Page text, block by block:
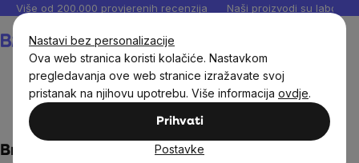
Nastavi bez personalizacije
Ova web stranica koristi kolačiće. Nastavkom
pregledavanja ove web stranice izražavate svoj
pristanak na njihovu upotrebu. Više informacija ovdje.
Prihvati
Postavke
Preskoči
sadržaj
Više od 200.000 provjerenih recenzija Naši proizvodi su
Njega tijela
BrainMax Natural Soap Bar with